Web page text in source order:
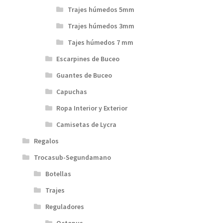
Trajes húmedos 5mm
Trajes húmedos 3mm
Tajes húmedos 7 mm
Escarpines de Buceo
Guantes de Buceo
Capuchas
Ropa Interior y Exterior
Camisetas de Lycra
Regalos
Trocasub-Segundamano
Botellas
Trajes
Reguladores